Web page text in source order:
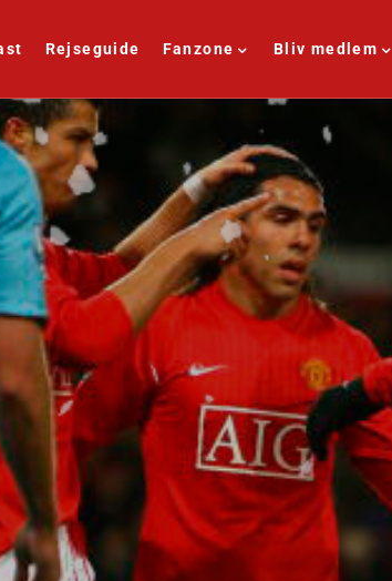
Rejseguide Fanzone Bliv medlem